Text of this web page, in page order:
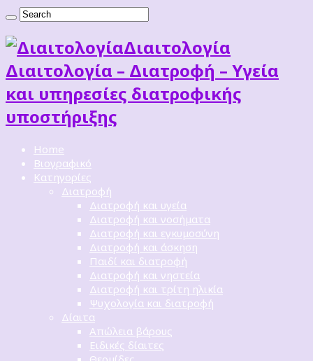
Διαιτoλογία
Διαιτολογία – Διατροφή – Υγεία
και υπηρεσίες διατροφικής
υποστήριξης
Home
Βιογραφικό
Κατηγορίες
Διατροφή
Διατροφή και υγεία
Διατροφή και νοσήματα
Διατροφή και εγκυμοσύνη
Διατροφή και άσκηση
Παιδί και διατροφή
Διατροφή και νηστεία
Διατροφή και τρίτη ηλικία
Ψυχολογία και διατροφή
Δίαιτα
Απώλεια βάρους
Ειδικές δίαιτες